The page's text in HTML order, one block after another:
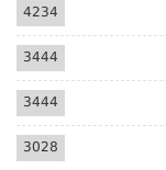
4234
3444
3444
3028